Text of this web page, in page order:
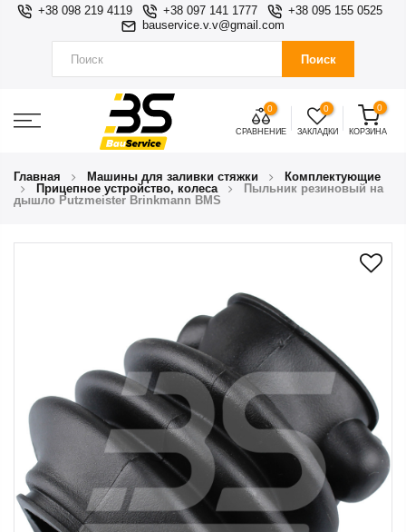
+38 098 219 4119 +38 097 141 1777
+38 095 155 0525
bauservice.v.v@gmail.com
Поиск
0
СРАВНЕНИЕ
0
ЗАКЛАДКИ
0
КОРЗИНА
Главная Машины для заливки стяжки
Комплектующие
Прицепное устройство, колеса
Пыльник резиновый на
дышло Putzmeister Brinkmann BMS